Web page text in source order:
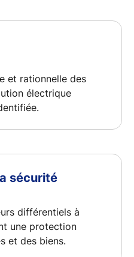
et rationnelle des
électrique
sécurité
différentiels à
une protection
et des biens.